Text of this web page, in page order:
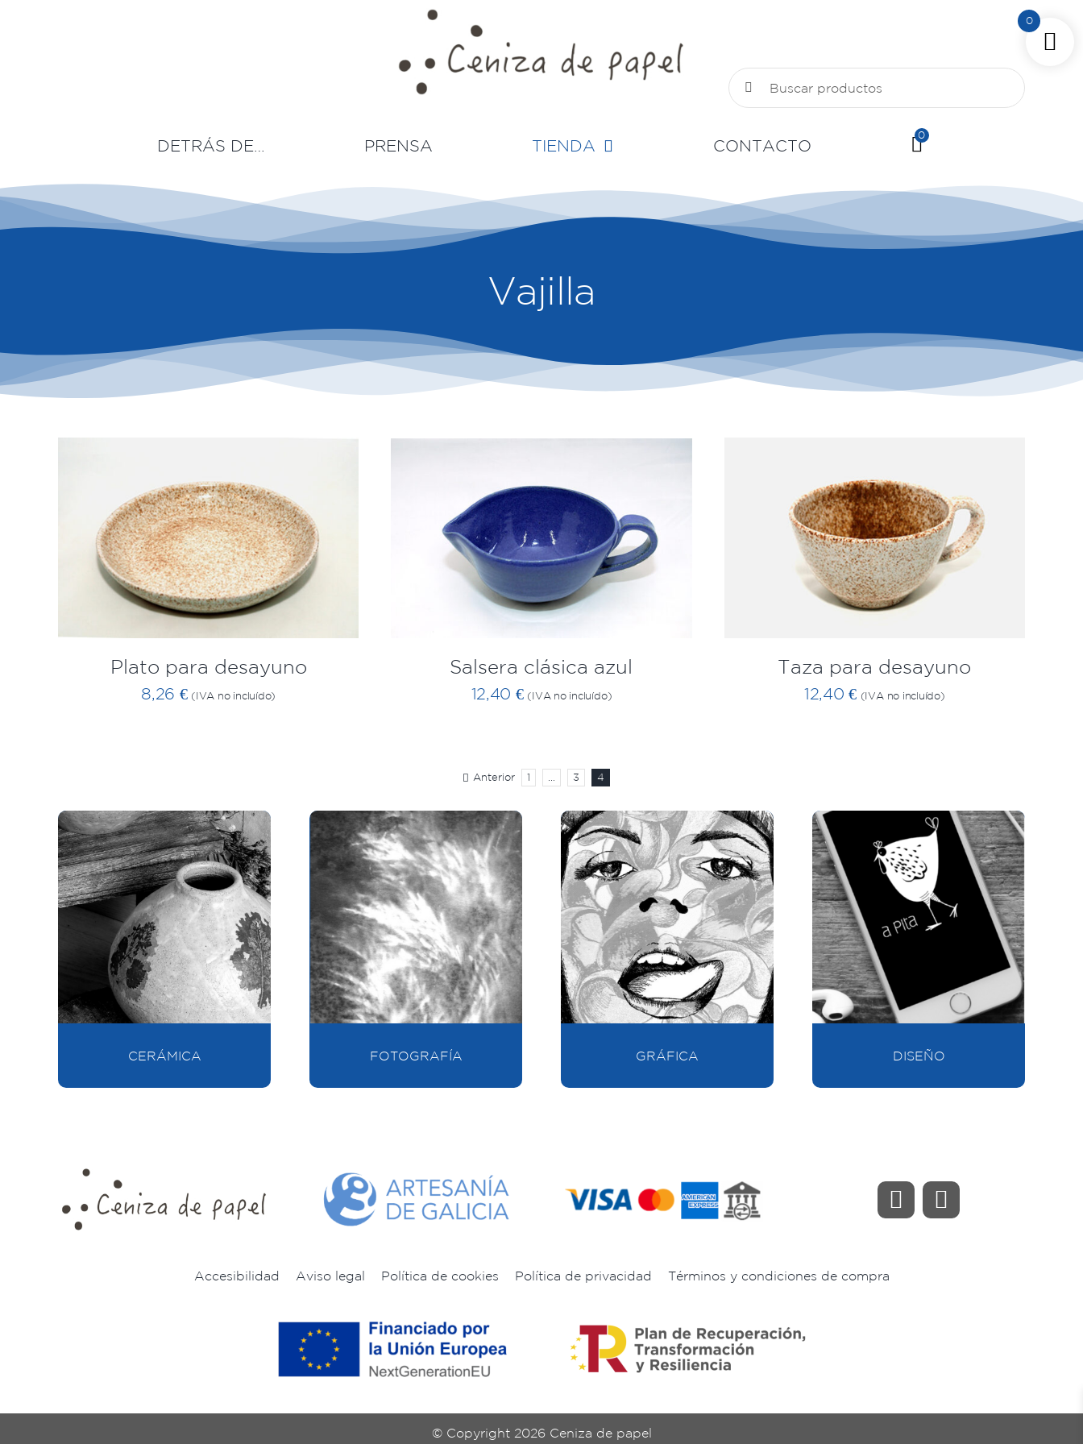
Buscar:
DETRÁS DE… PRENSA TIENDA CONTACTO
0
Vajilla
AÑADIR AL CARRITO / QUICK VIEW
Plato para desayuno
8,26 € (IVA no incluído)
AÑADIR AL CARRITO QUICK VIEW
Salsera clásica azul
12,40 € (IVA no incluído)
AÑADIR AL CARRITO / QUICK VIEW
Taza para desayuno
12,40€ (IVA no incluído)
Anterior 1 3 4
CERÁMICA FOTOGRAFÍA GRÁFICA DISEÑO
Accesibilidad Aviso legal Política de cookies Política de privacidad Términos y condiciones de compra
© Copyright 2026Ceniza de papel
0